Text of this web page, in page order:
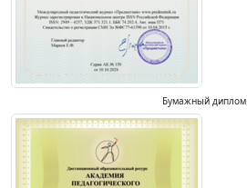
Бумажный диплом